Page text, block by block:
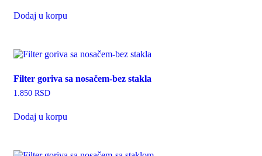
Dodaj u korpu
Filter goriva sa nosačem-bez stakla
1.850 RSD
Dodaj u korpu